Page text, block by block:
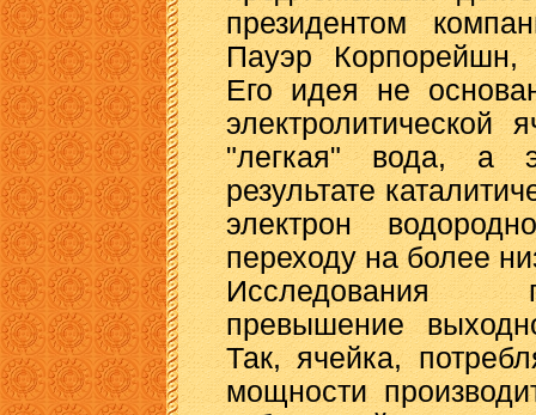
президентом
Пауэр
Его идея не
электролитической
"легкая" вода, а
результате
электрон
переходу на более
Исследования
превышение
Так, ячейка,
мощности